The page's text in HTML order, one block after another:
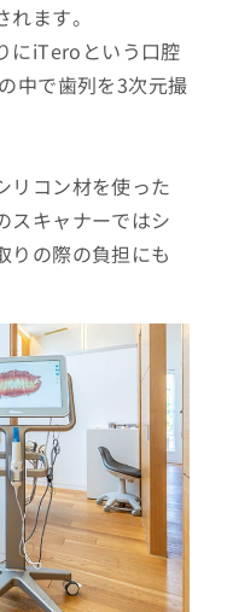
ます。
にiTeroという口腔
中で歯列を3次元撮
リコン材を使った
スキャナーではシ
りの際の負担にも